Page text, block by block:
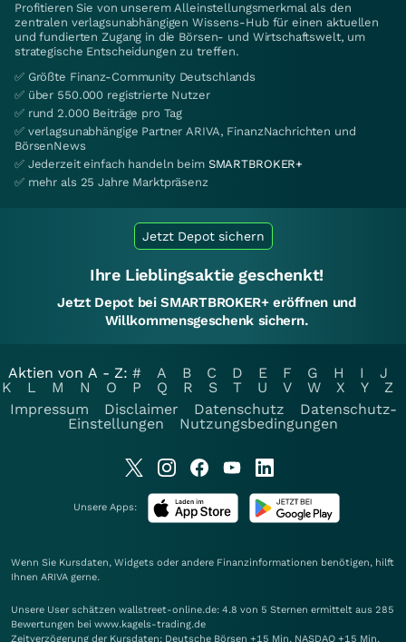
Profitieren Sie von unserem Alleinstellungsmerkmal als den
zentralen verlagsunabhängigen Wissens-Hub für einen aktuellen
und fundierten Zugang in die Börsen- und Wirtschaftswelt, um
strategische Entscheidungen zu treffen.
✅ Größte Finanz-Community Deutschlands
✅ über 550.000 registrierte Nutzer
✅ rund 2.000 Beiträge pro Tag
✅ verlagsunabhängige Partner ARIVA, FinanzNachrichten und
BörsenNews
✅ Jederzeit einfach handeln beim SMARTBROKER+
✅ mehr als 25 Jahre Marktpräsenz
Jetzt Depot sichern
Ihre Lieblingsaktie geschenkt!
Jetzt Depot bei SMARTBROKER+ eröffnen und
Willkommensgeschenk sichern.
Aktien von A - Z: # A B C D E F G H I
J
K
L M N O P Q R S T U V W X Y
Z
Impressum
Disclaimer Datenschutz
Datenschutz-
Einstellungen
Nutzungsbedingungen
Unsere Apps:
Wenn Sie Kursdaten, Widgets oder andere Finanzinformationen benötigen, hilft
Ihnen ARIVA gerne.
Unsere User schätzen wallstreet-online.de: 4.8 von 5 Sternen ermittelt aus 285
Bewertungen bei www.kagels-trading.de
Zeitverzögerung der Kursdaten: Deutsche Börsen +15 Min. NASDAQ +15 Min.